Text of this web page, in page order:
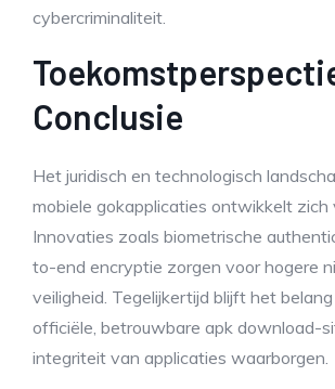
cybercriminaliteit.
Conclusie
Het juridisch en technologisch
mobiele gokapplicaties ontwikkelt zich
Innovaties zoals biometrische
to-end encryptie zorgen voor hogere
veiligheid. Tegelijkertijd blijft het
officiële, betrouwbare apk download-
integriteit van applicaties waarborgen.